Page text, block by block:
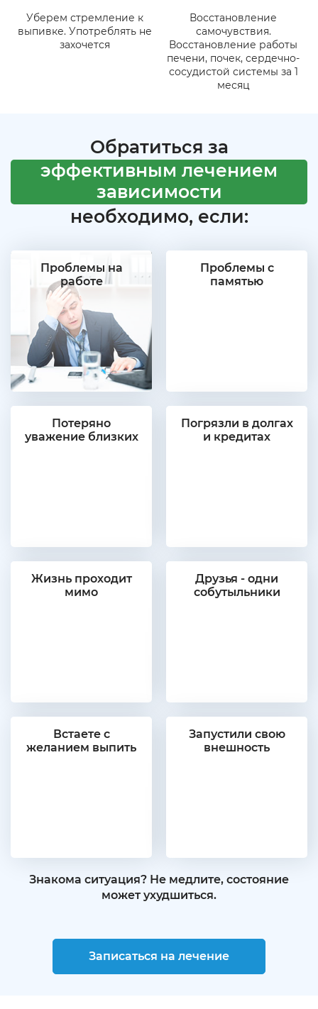
Уберем стремление к
выпивке. Употреблять не
захочется
Восстановление
самочувствия.
Восстановление работы
печени, почек, сердечно-
сосудистой системы за 1
месяц
Обратиться за
эффективным лечением
зависимости
необходимо, если:
Проблемы на
работе
Проблемы с
памятью
Потеряно
уважение близких
Погрязли в долгах
и кредитах
Жизнь проходит
мимо
Друзья - одни
собутыльники
Встаете с
желанием выпить
Запустили свою
внешность
Знакома ситуация? Не медлите, состояние
может ухудшиться.
Записаться на лечение